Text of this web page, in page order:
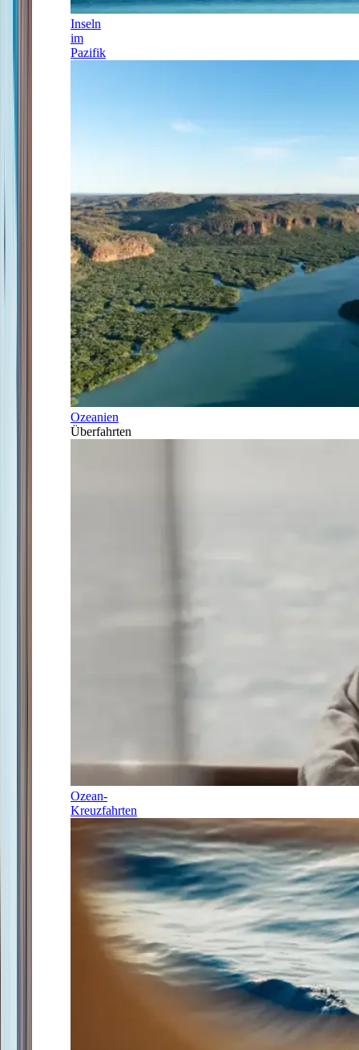
Inseln
im
Pazifik
Ozeanien
Überfahrten
Ozean-
Kreuzfahrten